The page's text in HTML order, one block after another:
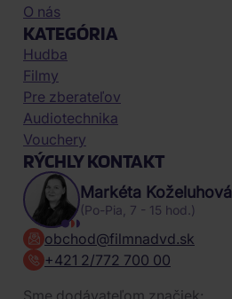
O nás
KATEGÓRIA
Hudba
Filmy
Pre zberateľov
Audiotechnika
Vouchery
RÝCHLY KONTAKT
Markéta Koželuhová
(Po-Pia, 7 - 15 hod.)
obchod@filmnadvd.sk
+421 2/772 700 00
Sme dodávateľom značiek: